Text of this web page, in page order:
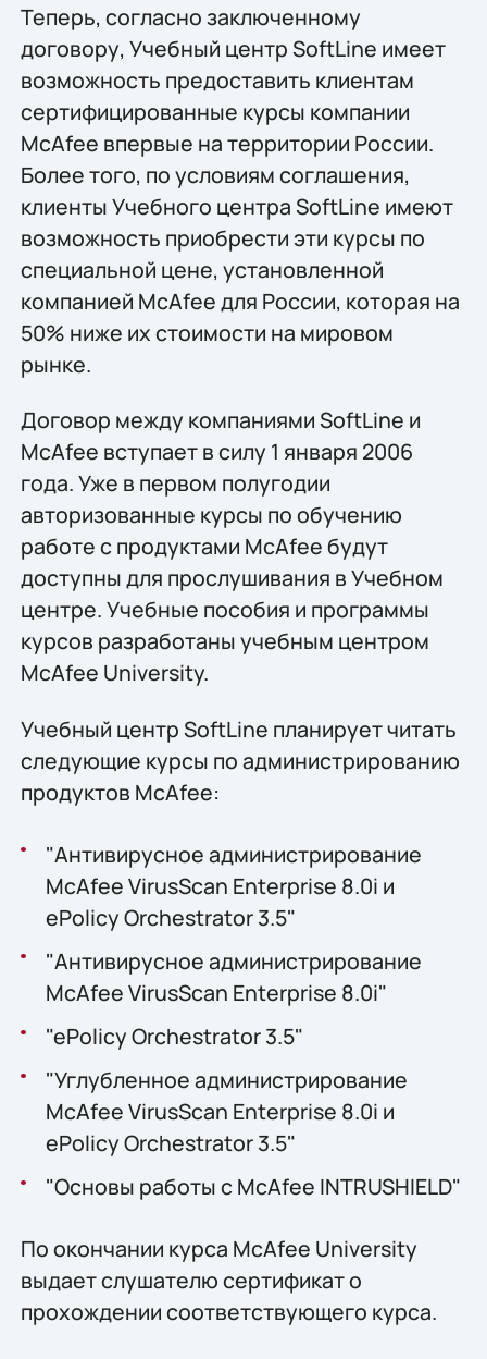
Теперь, согласно заключенному
договору, Учебный центр SoftLine имеет
возможность предоставить клиентам
сертифицированные курсы компании
McAfee впервые на территории России.
Более того, по условиям соглашения,
клиенты Учебного центра SoftLine имеют
возможность приобрести эти курсы по
специальной цене, установленной
компанией McAfee для России, которая на
50% ниже их стоимости на мировом
рынке.
Договор между компаниями SoftLine и
McAfee вступает в силу 1 января 2006
года. Уже в первом полугодии
авторизованные курсы по обучению
работе с продуктами McAfee будут
доступны для прослушивания в Учебном
центре. Учебные пособия и программы
курсов разработаны учебным центром
McAfee University.
Учебный центр SoftLine планирует читать
следующие курсы по администрированию
продуктов McAfee:
"Антивирусное администрирование
McAfee VirusScan Enterprise 8.0i и
ePolicy Orchestrator 3.5"
"Антивирусное администрирование
McAfee VirusScan Enterprise 8.0i"
"ePolicy Orchestrator 3.5"
"Углубленное администрирование
McAfee VirusScan Enterprise 8.0i и
ePolicy Orchestrator 3.5"
"Основы работы с McАfee INTRUSHIELD"
По окончании курса McAfee University
выдает слушателю сертификат о
прохождении соответствующего курса.